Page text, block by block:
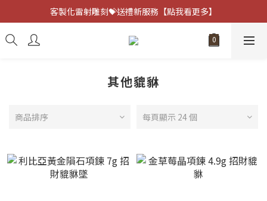
客製化雷射雕刻💝送禮新服務【點我看更多】
客製化雷射雕刻💝送禮新服務【點我看更多】
避邪防小人⚡指定黑曜石 任選兩件75折
其他貔貅
商品排序 每頁顯示 24 個